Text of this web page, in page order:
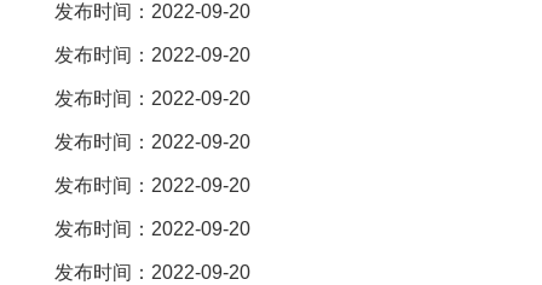
产技术比较成熟，品质比较有保障。
种电子元件，应用很广泛。我也经常会用到，百斯特电子的可以去
看看。 美诚达电子 百度有。 建议选择 “ 深圳市爱德威电子科技有限
公司”。
发布时间：2022-09-20
发布时间：2022-09-20
发布时间：2022-09-20
发布时间：2022-09-20
发布时间：2022-09-20
发布时间：2022-09-20
发布时间：2022-09-20